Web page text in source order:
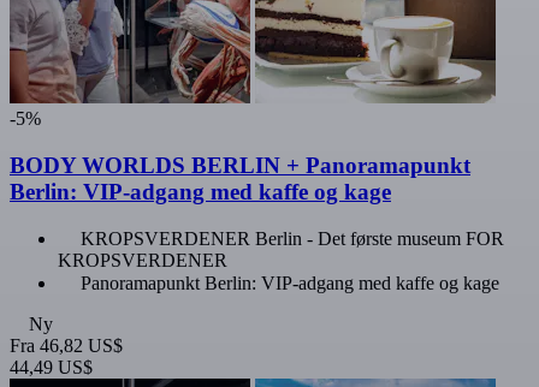
-5%
BODY WORLDS BERLIN + Panoramapunkt
Berlin: VIP-adgang med kaffe og kage
KROPSVERDENER Berlin - Det første museum FOR
KROPSVERDENER
Panoramapunkt Berlin: VIP-adgang med kaffe og kage
Ny
Fra 46,82 US$
44,49 US$